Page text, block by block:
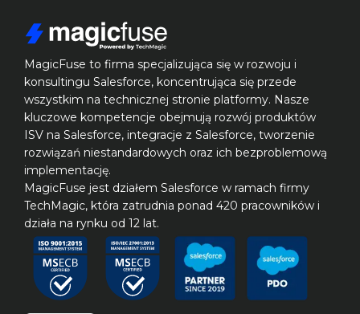
MagicFuse to firma specjalizująca się w rozwoju i
konsultingu Salesforce, koncentrująca się przede
wszystkim na technicznej stronie platformy. Nasze
kluczowe kompetencje obejmują rozwój produktów
ISV na Salesforce, integracje z Salesforce, tworzenie
rozwiązań niestandardowych oraz ich bezproblemową
implementację.
MagicFuse jest działem Salesforce w ramach firmy
TechMagic, która zatrudnia ponad 420 pracowników i
działa na rynku od 12 lat.